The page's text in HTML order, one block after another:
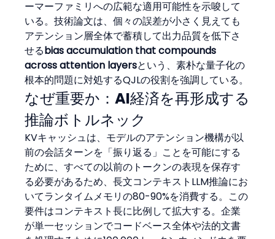
ーマーファミリへの広範な適用可能性を示唆して
いる。技術論文は、個々の誤差が小さく見えても
アテンション層全体で蓄積して出力品質を低下さ
せるbias accumulation that compounds
across attention layersという、素朴な量子化の
根本的問題に対処するQJLの役割を強調している。
なぜ重要か：AI経済を再形成する
推論ボトルネック
KVキャッシュは、モデルのアテンション機構が以
前の会話ターンを「振り返る」ことを可能にする
ために、すべての以前のトークンの表現を保存す
る必要があるため、長文コンテキストLLM推論にお
いてランタイムメモリの80-90%を消費する。この
要件はコンテキスト長に比例して拡大する。企業
が単一セッションでコードベース全体や法的文書